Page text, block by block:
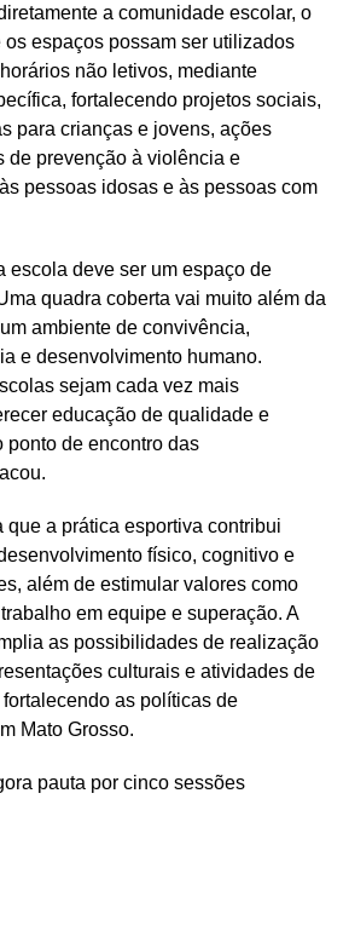
a comunidade escolar, o
espaços possam ser utilizados
não letivos, mediante
fortalecendo projetos sociais,
para crianças e jovens, ações
de prevenção à violência e
pessoas idosas e às pessoas com
escola deve ser um espaço de
quadra coberta vai muito além da
ambiente de convivência,
e desenvolvimento humano.
sejam cada vez mais
educação de qualidade e
ponto de encontro das
que a prática esportiva contribui
físico, cognitivo e
além de estimular valores como
em equipe e superação. A
as possibilidades de realização
culturais e atividades de
as políticas de
Mato Grosso.
pauta por cinco sessões